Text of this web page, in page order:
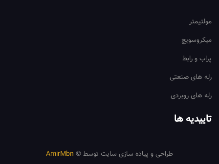
مولتیمتر
میکروسویچ
پراب و رابط
رله های صنعتی
رله های روبردی
تاییدیه ها
طراحی و پیاده سازی سایت توسط © AmirMbn